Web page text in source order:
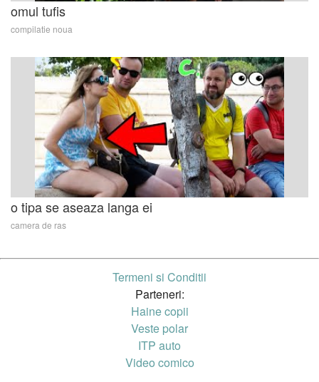
omul tufis
compilatie noua
o tipa se aseaza langa ei
camera de ras
Termeni si Conditii
Parteneri:
Haine copii
Veste polar
ITP auto
Video comico